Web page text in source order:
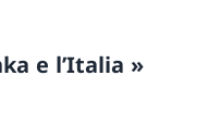
e l’Italia »